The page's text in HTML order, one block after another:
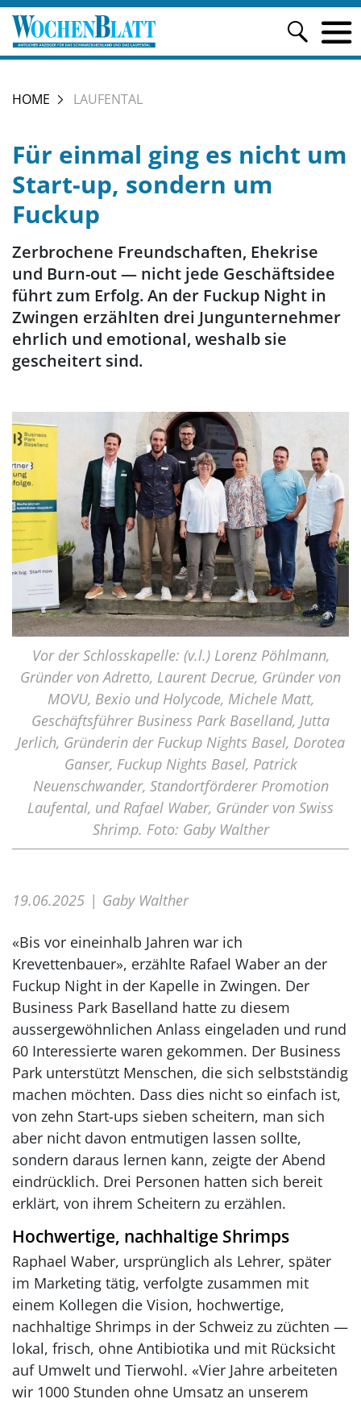
HOME LAUFENTAL
Für einmal ging es nicht um
Start-up, sondern um
Fuckup
Zerbrochene Freundschaften, Ehekrise
und Burn-out — nicht jede Geschäftsidee
führt zum Erfolg. An der Fuckup Night in
Zwingen erzählten drei Jungunternehmer
ehrlich und emotional, weshalb sie
gescheitert sind.
Vor der Schlosskapelle: (v.l.) Lorenz Pöhlmann,
Gründer von Adretto, Laurent Decrue, Gründer von
MOVU, Bexio und Holycode, Michele Matt,
Geschäftsführer Business Park Baselland, Jutta
Jerlich, Gründerin der Fuckup Nights Basel, Dorotea
Ganser, Fuckup Nights Basel, Patrick
Neuenschwander, Standortförderer Promotion
Laufental, und Rafael Waber, Gründer von Swiss
Shrimp. Foto: Gaby Walther
19.06.2025 Gaby Walther
«Bis vor eineinhalb Jahren war ich
Krevettenbauer», erzählte Rafael Waber an der
Fuckup Night in der Kapelle in Zwingen. Der
Business Park Baselland hatte zu diesem
aussergewöhnlichen Anlass eingeladen und rund
60 Interessierte waren gekommen. Der Business
Park unterstützt Menschen, die sich selbstständig
machen möchten. Dass dies nicht so einfach ist,
von zehn Start-ups sieben scheitern, man sich
aber nicht davon entmutigen lassen sollte,
sondern daraus lernen kann, zeigte der Abend
eindrücklich. Drei Personen hatten sich bereit
erklärt, von ihrem Scheitern zu erzählen.
Hochwertige, nachhaltige Shrimps
Raphael Waber, ursprünglich als Lehrer, später
im Marketing tätig, verfolgte zusammen mit
einem Kollegen die Vision, hochwertige,
nachhaltige Shrimps in der Schweiz zu züchten —
lokal, frisch, ohne Antibiotika und mit Rücksicht
auf Umwelt und Tierwohl. «Vier Jahre arbeiteten
wir 1000 Stunden ohne Umsatz an unserem